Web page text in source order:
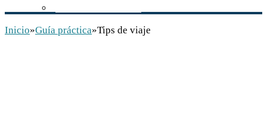
Inicio»Guía práctica»Tips de viaje